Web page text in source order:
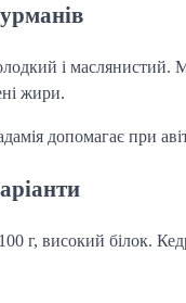
і
жири.
допомагає при
г, високий білок.